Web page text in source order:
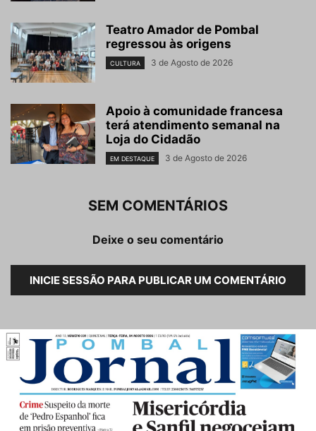
Teatro Amador de Pombal
regressou às origens
CULTURA 3 de Agosto de 2026
Apoio à comunidade francesa
terá atendimento semanal na
Loja do Cidadão
EM DESTAQUE 3 de Agosto de 2026
SEM COMENTÁRIOS
Deixe o seu comentário
INICIE SESSÃO PARA PUBLICAR UM COMENTÁRIO